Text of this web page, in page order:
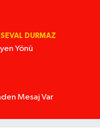
DURMAZ
Yönü
Mesaj Var